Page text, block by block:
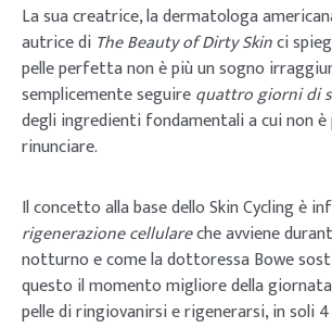
La sua creatrice, la dermatologa
autrice di The Beauty of Dirty Skinci
pelle perfetta non è più un sogno
semplicemente seguirequattro giorni di
degli ingredienti fondamentali a cui non
rinunciare.
Il concetto alla base dello Skin Cycling è
rigenerazione cellulareche avviene
notturno e come la dottoressa Bowe
questo il momento migliore della
pelle di ringiovanirsi e rigenerarsi, in soli